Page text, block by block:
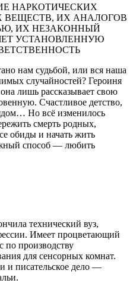
НАРКОТИЧЕСКИХ
ВЕЩЕСТВ, ИХ АНАЛОГОВ
ИХ НЕЗАКОННЫЙ
УСТАНОВЛЕННУЮ
нам судьбой, или вся наша
случайностей? Героиня
лишь рассказывает свою
Счастливое детство,
Но всё изменилось
смерть родных,
обиды и начать жить
способ — любить
технический вуз,
Имеет процветающий
производству
для сенсорных комнат.
и писательское дело —